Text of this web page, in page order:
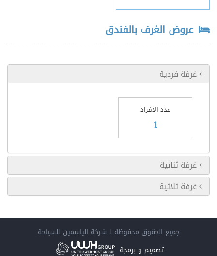
عروض الغرف بالفندق
غرفة فردية
عدد الأفراد
1
غرفة ثنائية
غرفة ثلاثية
جميع الحقوق محفوظة لـ شركة الياسمين للسياحة
تصميم و برمجة